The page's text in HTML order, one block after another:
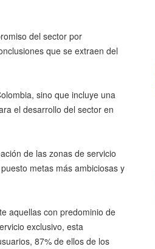
del sector por
que se extraen del
sino que incluye una
el desarrollo del sector en
de las zonas de servicio
metas más ambiciosas y
aquellas con predominio de
exclusivo, esta
87% de ellos de los